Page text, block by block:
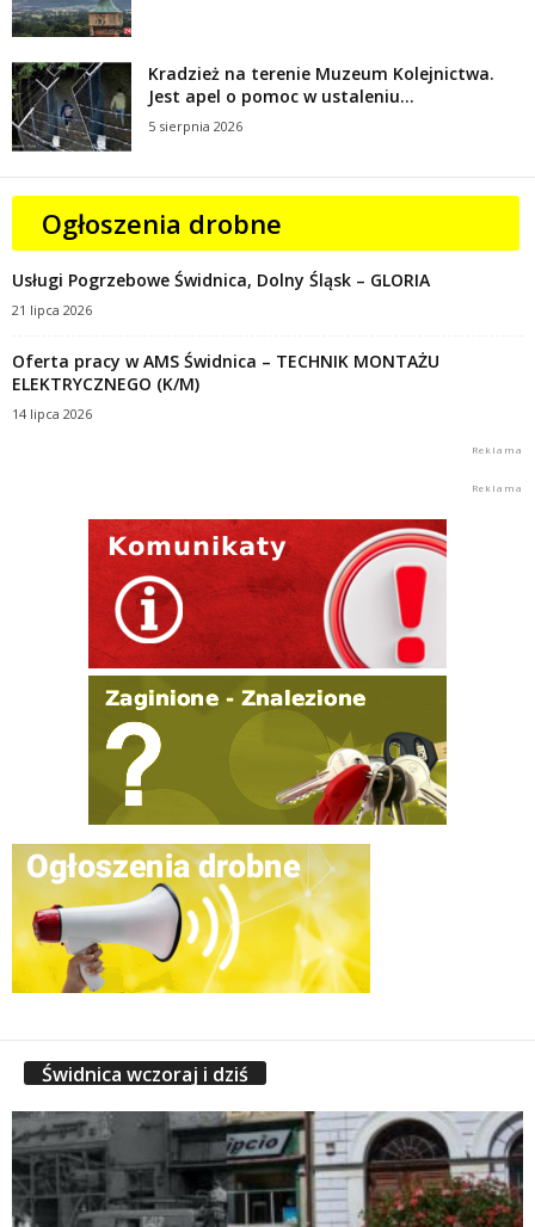
Kradzież na terenie Muzeum Kolejnictwa.
Jest apel o pomoc w ustaleniu...
5 sierpnia 2026
Ogłoszenia drobne
Usługi Pogrzebowe Świdnica, Dolny Śląsk – GLORIA
21 lipca 2026
Oferta pracy w AMS Świdnica – TECHNIK MONTAŻU
ELEKTRYCZNEGO (K/M)
14 lipca 2026
Świdnica wczoraj i dziś